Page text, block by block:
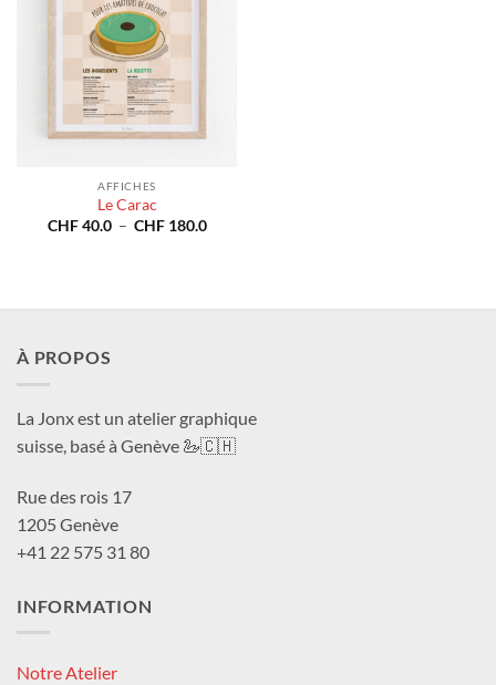
AFFICHES
Le Carac
CHF40.0 – CHF180.0Plage
À PROPOS
La Jonx est un atelier graphique
suisse, basé à Genève 🦢🇨🇭
Rue des rois 17
1205 Genève
+41 22 575 31 80
INFORMATION
Notre Atelier